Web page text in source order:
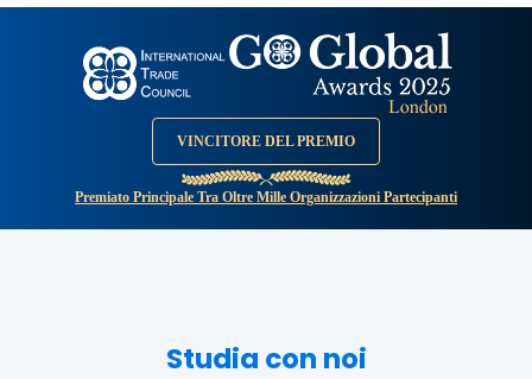
VINCITORE DEL PREMIO
Premiato Principale Tra Oltre Mille Organizzazioni Partecipanti
Studia con noi